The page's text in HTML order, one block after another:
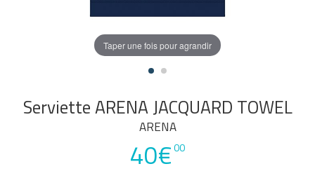
Taper une fois pour agrandir
Serviette ARENA JACQUARD TOWEL
ARENA
40€00